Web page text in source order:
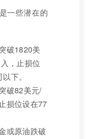
一些潜在的
破1820美
，止损位
下。
破82美元/
损位设在77
或原油跌破